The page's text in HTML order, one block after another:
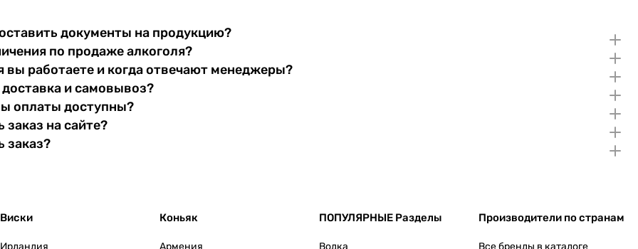
документы на продукцию?
по продаже алкоголя?
вы работаете и когда отвечают менеджеры?
доставка и самовывоз?
оплаты доступны?
на сайте?
заказ?
Виски
Ирландия
Коньяк
Армения
ПОПУЛЯРНЫЕ Разделы
Водка
Производители по странам
Все бренды в каталоге